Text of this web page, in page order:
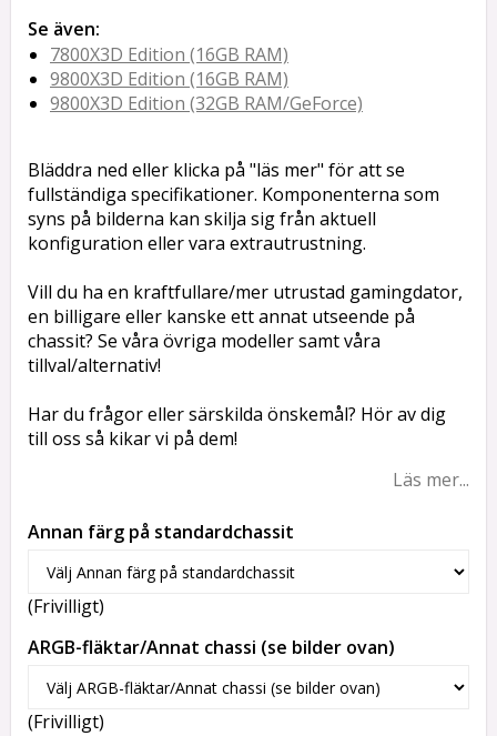
Se även:
7800X3D Edition (16GB RAM)
9800X3D Edition (16GB RAM)
9800X3D Edition (32GB RAM/GeForce)
Bläddra ned eller klicka på "läs mer" för att se
fullständiga specifikationer. Komponenterna som
syns på bilderna kan skilja sig från aktuell
konfiguration eller vara extrautrustning.
Vill du ha en kraftfullare/mer utrustad gamingdator,
en billigare eller kanske ett annat utseende på
chassit? Se våra övriga modeller samt våra
tillval/alternativ!
Har du frågor eller särskilda önskemål? Hör av dig
till oss så kikar vi på dem!
Läs mer...
Annan färg på standardchassit
(Frivilligt)
ARGB-fläktar/Annat chassi (se bilder ovan)
(Frivilligt)